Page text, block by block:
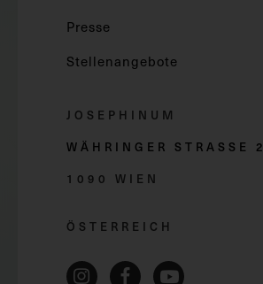
Presse
Stellenangebote
JOSEPHINUM
WÄHRINGER STRASSE 2
1090 WIEN
ÖSTERREICH